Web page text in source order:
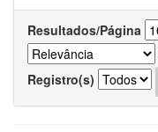
Resultados/Página
Registro(s)